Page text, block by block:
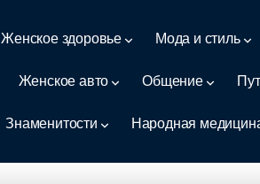
Женское здоровье Мода и стиль
Женское авто Общение
Знаменитости Народная